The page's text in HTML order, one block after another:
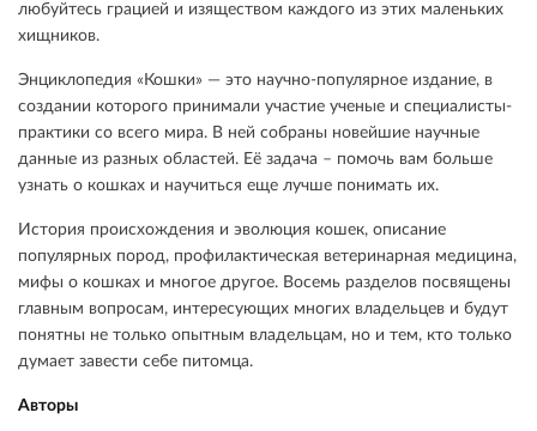
любуйтесь грацией и изяществом каждого из этих маленьких
хищников.
Энциклопедия «Кошки» — это научно-популярное издание, в
создании которого принимали участие ученые и специалисты-
практики со всего мира. В ней собраны новейшие научные
данные из разных областей. Её задача – помочь вам больше
узнать о кошках и научиться еще лучше понимать их.
История происхождения и эволюция кошек, описание
популярных пород, профилактическая ветеринарная медицина,
мифы о кошках и многое другое. Восемь разделов посвящены
главным вопросам, интересующих многих владельцев и будут
понятны не только опытным владельцам, но и тем, кто только
думает завести себе питомца.
Авторы